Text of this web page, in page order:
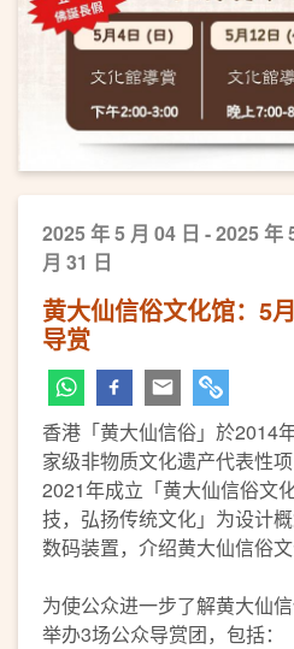
2025 年 5 月 04 日 - 2025 年
月 31 日
黄大仙信俗文化馆：5
导赏
香港「黄大仙信俗」於2014
家级非物质文化遗产代表性
2021年成立「黄大仙信俗文
技，弘扬传统文化」为设计
数码装置，介绍黄大仙信俗
为使公众进一步了解黄大仙
举办3场公众导赏团，包括：